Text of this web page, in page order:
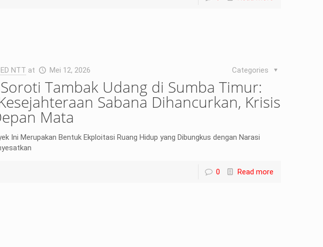
NTT at Mei 12, 2026 Categories
Tambak Udang di Sumba Timur:
Sabana Dihancurkan, Krisis
Mata
Ini Merupakan Bentuk Ekploitasi Ruang Hidup yang Dibungkus dengan Narasi
0 Read more